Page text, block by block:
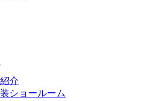
介
ショールーム